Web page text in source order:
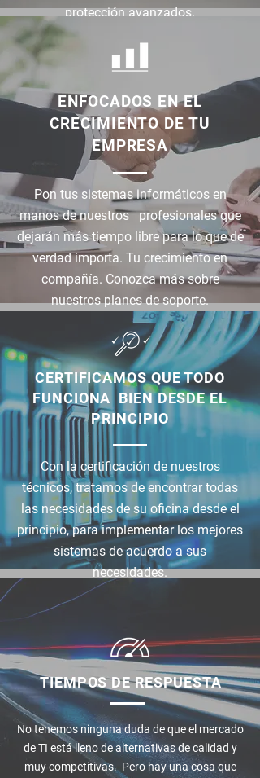
protección avanzados.
ENFOCADOS EN EL
CRECIMIENTO DE TU
EMPRESA
Pon tus sistemas informáticos en
manos de nuestros profesionales que
dejarán más tiempo libre para lo que de
verdad importa. Tu crecimiento en
compañía. Conozca más sobre
nuestros planes de soporte.
CERTIFICAMOS QUE TODO
FUNCIONA BIEN DESDE EL
PRINCIPIO
Con la certificación de nuestros
técnicos, tratamos de encontrar todas
las necesidades de su oficina desde el
principio, para implementar los mejores
sistemas de acuerdo a sus
necesidades.
TIEMPOS DE RESPUESTA
No tenemos ninguna duda de que el mercado
de TI está lleno de alternativas de calidad y
muy competitivas. Pero hay una cosa que